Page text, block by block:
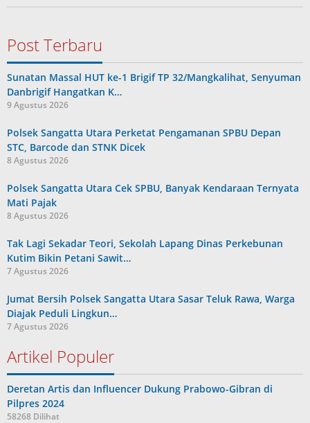
Post Terbaru
Sunatan Massal HUT ke-1 Brigif TP 32/Mangkalihat, Senyuman
Danbrigif Hangatkan K…
9 Agustus 2026
Polsek Sangatta Utara Perketat Pengamanan SPBU Depan
STC, Barcode dan STNK Dicek
8 Agustus 2026
Polsek Sangatta Utara Cek SPBU, Banyak Kendaraan Ternyata
Mati Pajak
8 Agustus 2026
Tak Lagi Sekadar Teori, Sekolah Lapang Dinas Perkebunan
Kutim Bikin Petani Sawit…
7 Agustus 2026
Jumat Bersih Polsek Sangatta Utara Sasar Teluk Rawa, Warga
Diajak Peduli Lingkun…
7 Agustus 2026
Artikel Populer
Deretan Artis dan Influencer Dukung Prabowo-Gibran di
Pilpres 2024
58268 Dilihat